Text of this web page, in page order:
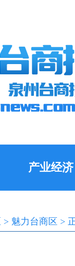
产业经济
> 魅力台商区 >